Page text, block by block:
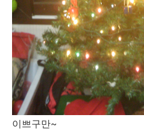
이쁘구만~